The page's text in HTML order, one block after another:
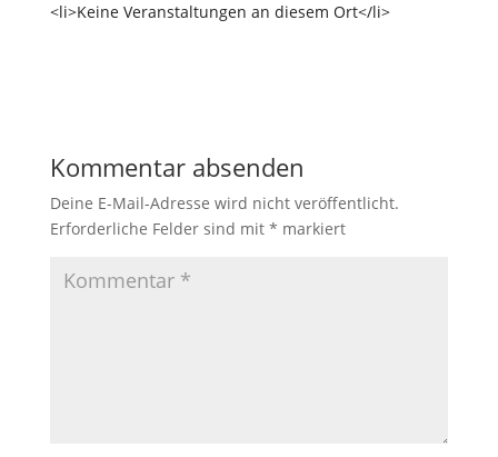
<li>Keine Veranstaltungen an diesem Ort</li>
Kommentar absenden
Deine E-Mail-Adresse wird nicht veröffentlicht.
Erforderliche Felder sind mit * markiert